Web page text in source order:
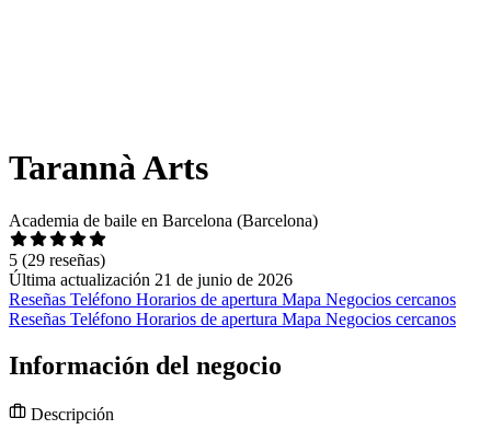
Tarannà Arts
Academia de baile en Barcelona (Barcelona)
5 (29 reseñas)
Última actualización 21 de junio de 2026
Reseñas Teléfono Horarios de apertura Mapa Negocios cercanos
Reseñas Teléfono Horarios de apertura Mapa Negocios cercanos
Información del negocio
Descripción